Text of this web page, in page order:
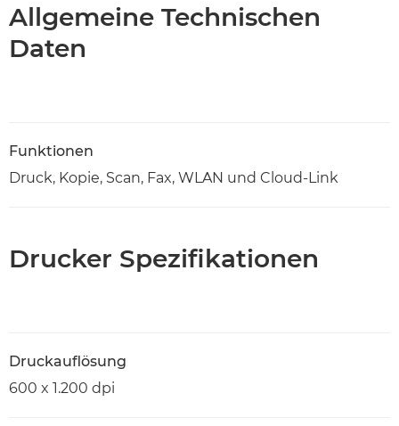
Allgemeine Technischen
Daten
Funktionen
Druck, Kopie, Scan, Fax, WLAN und Cloud-Link
Drucker Spezifikationen
Druckauflösung
600 x 1.200 dpi